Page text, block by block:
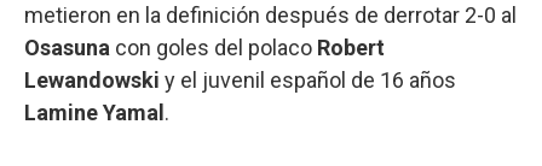
metieron en la definición después de derrotar 2-0 al
Osasuna con goles del polaco Robert
Lewandowski y el juvenil español de 16 años
Lamine Yamal .